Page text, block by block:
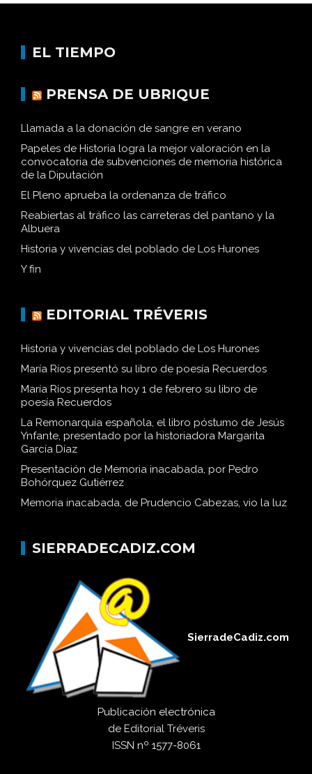
EL TIEMPO
PRENSA DE UBRIQUE
Llamada a la donación de sangre en verano
Papeles de Historia logra la mejor valoración en la
convocatoria de subvenciones de memoria histórica
de la Diputación
El Pleno aprueba la ordenanza de tráfico
Reabiertas al tráfico las carreteras del pantano y la
Albuera
Historia y vivencias del poblado de Los Hurones
Y fin
EDITORIAL TRÉVERIS
Historia y vivencias del poblado de Los Hurones
María Ríos presentó su libro de poesía Recuerdos
María Ríos presenta hoy 1 de febrero su libro de
poesía Recuerdos
La Remonarquía española, el libro póstumo de Jesús
Ynfante, presentado por la historiadora Margarita
García Díaz
Presentación de Memoria inacabada, por Pedro
Bohórquez Gutiérrez
Memoria inacabada, de Prudencio Cabezas, vio la luz
SIERRADECADIZ.COM
SierradeCadiz.com
Publicación electrónica
de Editorial Tréveris
ISSN nº 1577-8061